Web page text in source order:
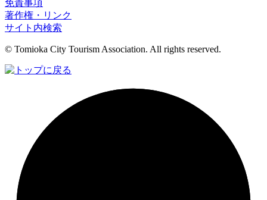
免責事項
著作権・リンク
サイト内検索
© Tomioka City Tourism Association. All rights reserved.